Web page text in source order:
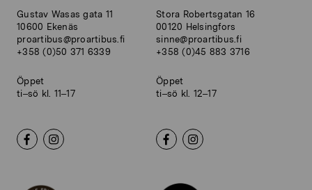
Gustav Wasas gata 11
10600 Ekenäs
proartibus@proartibus.fi
+358 (0)50 371 6339
Öppet
ti–sö kl. 11–17
Stora Robertsgatan 16
00120 Helsingfors
sinne@proartibus.fi
+358 (0)45 883 3716
Öppet
ti–sö kl. 12–17